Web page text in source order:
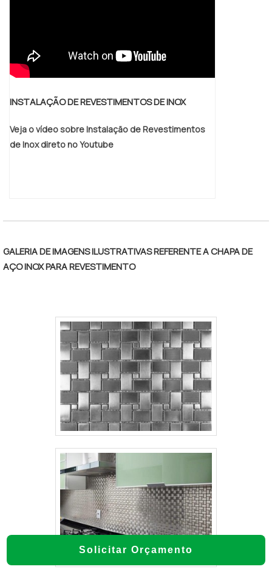
INSTALAÇÃO DE REVESTIMENTOS DE INOX
Veja o vídeo sobre Instalação de Revestimentos
de Inox direto no Youtube
GALERIA DE IMAGENS ILUSTRATIVAS REFERENTE A CHAPA DE
AÇO INOX PARA REVESTIMENTO
Solicitar Orçamento